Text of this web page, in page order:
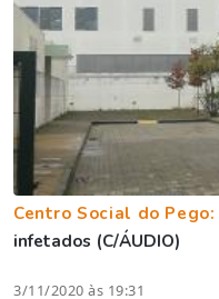
Centro Social do Pego:
infetados (C/ÁUDIO)
3/11/2020 às 19:31